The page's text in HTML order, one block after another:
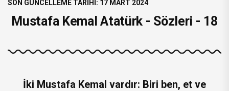
SON GÜNCELLEME TARIHI: 17 MART 2024
Mustafa Kemal Atatürk - Sözleri - 18
İki Mustafa Kemal vardır: Biri ben, et ve